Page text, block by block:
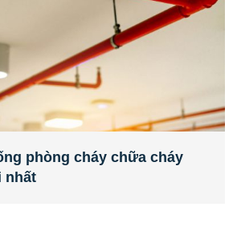
phòng cháy chữa cháy
nhất